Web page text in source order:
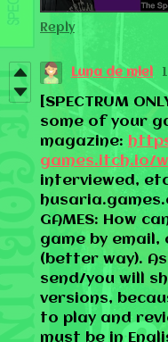
Reply
Luna de miel
[SPECTRUM
some of your
magazine:
games.itch.io/
interviewed,
GAMES: How
game by
(better way).
send/you will
versions,
to play and
must be in